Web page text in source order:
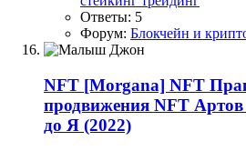
Ответы: 5
Форум: Блокчейн и
NFT [Morgana] NFT
продвижения NFT
до Я (2022)